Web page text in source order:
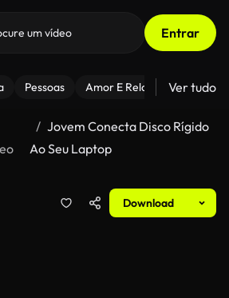
Entrar
Pessoas Amor E Relacionamentos
Ver tudo
Jovem Conecta Disco Rígido
Ao Seu Laptop
Download